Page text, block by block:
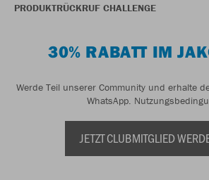
PRODUKTRÜCKRUF CHALLENGE
30% RABATT IM
Werde Teil unserer Community und erhalte
WhatsApp.
JETZT CLUBMITGLIED